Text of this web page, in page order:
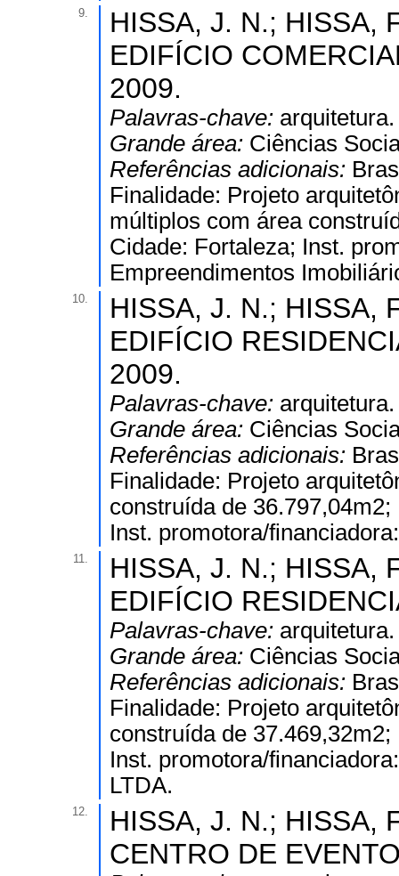
9.
HISSA, J. N.; HISSA,
EDIFÍCIO
2009.
Palavras-chave: arquitetura.
Grande área: Ciências
Referências adicionais:
Finalidade: Projeto
múltiplos com área
Cidade: Fortaleza; Inst.
Empreendimentos
10.
HISSA, J. N.; HISSA,
EDIFÍCIO
2009.
Palavras-chave: arquitetura.
Grande área: Ciências
Referências adicionais:
Finalidade: Projeto
construída de
Inst. promotora/
11.
HISSA, J. N.; HISSA,
EDIFÍCIO
Palavras-chave: arquitetura.
Grande área: Ciências
Referências adicionais:
Finalidade: Projeto
construída de
Inst. promotora/
LTDA.
12.
HISSA, J. N.; HISSA,
CENTRO DE